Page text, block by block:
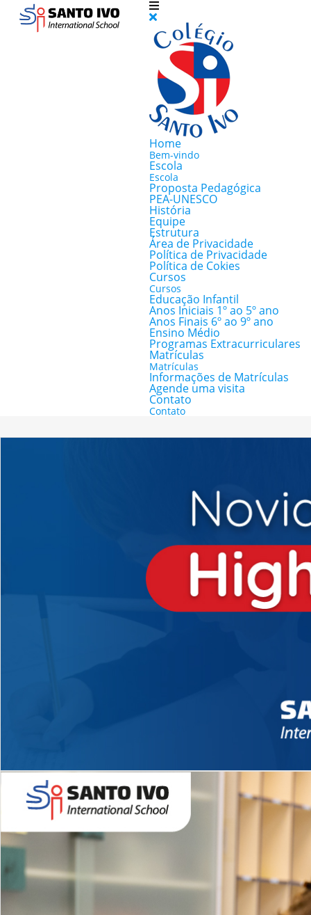
Home
Bem-vindo
Escola
Escola
Proposta Pedagógica
PEA-UNESCO
História
Equipe
Estrutura
Área de Privacidade
Política de Privacidade
Política de Cokies
Cursos
Cursos
Educação Infantil
Anos Iniciais 1º ao 5º ano
Anos Finais 6º ao 9º ano
Ensino Médio
Programas Extracurriculares
Matrículas
Matrículas
Informações de Matrículas
Agende uma visita
Contato
Contato
Novidades 2026 High School
EDUCAÇÃO INFANTIL
Inglês todos os dias